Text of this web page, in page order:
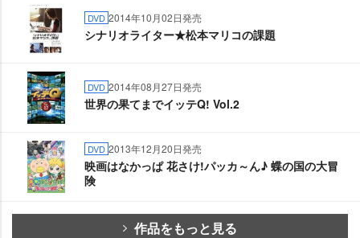
DVD 2014年10月02日発売
シナリオライター★松本マリコの課題
DVD 2014年08月27日発売
世界の果てまでイッテQ! Vol.2
DVD 2013年12月20日発売
映画はなかっぱ 花さけ!パッカ～ん♪ 蝶の国の大冒
険
作品をもっと見る